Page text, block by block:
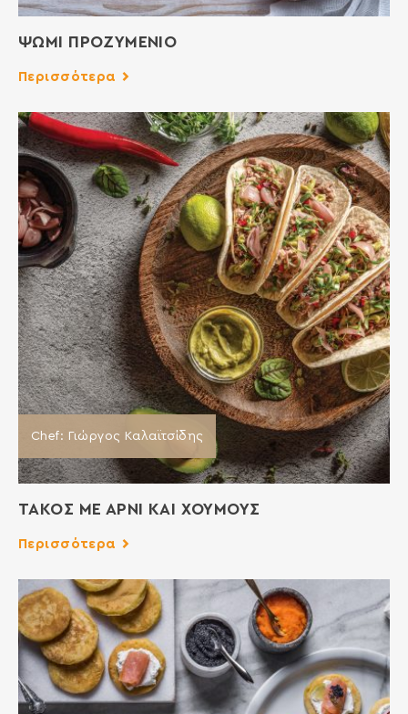
ΨΩΜΙ ΠΡΟΖΥΜΕΝΙΟ
Περισσότερα
Chef: Γιώργος Καλαϊτσίδης
ΤΑΚΟΣ ΜΕ ΑΡΝΙ ΚΑΙ ΧΟΥΜΟΥΣ
Περισσότερα